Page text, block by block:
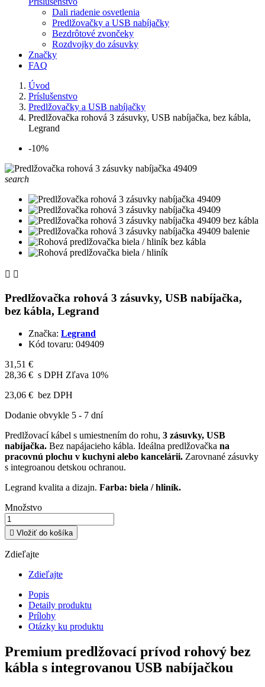
Dali riadenie osvetlenia
Predlžovačky a USB nabíjačky
Bezdrôtové zvončeky
Rozdvojky do zásuvky
Značky
FAQ
Úvod
Príslušenstvo
Predlžovačky a USB nabíjačky
Predlžovačka rohová 3 zásuvky, USB nabíjačka, bez kábla,
Legrand
-10%
search
 
Predlžovačka rohová 3 zásuvky, USB nabíjačka,
bez kábla, Legrand
Značka: Legrand
Kód tovaru: 049409
31,51 €
28,36 € s DPH Zľava 10%
23,06 € bez DPH
Dodanie obvykle 5 - 7 dní
Predlžovací kábel s umiestnením do rohu, 3 zásuvky, USB
nabíjačka. Bez napájacieho kábla. Ideálna predlžovačka na
pracovnú plochu v kuchyni alebo kancelárii. Zarovnané zásuvky
s integroanou detskou ochranou.
Legrand kvalita a dizajn. Farba: biela / hliník.
Množstvo
 Vložiť do košíka
Zdieľajte
Zdieľajte
Popis
Detaily produktu
Prílohy
Otázky ku produktu
Premium predlžovací prívod rohový bez
kábla s integrovanou USB nabíjačkou